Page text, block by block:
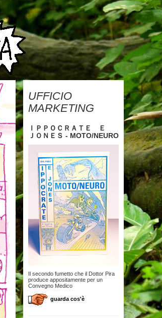
UFFICIO
MARKETING
ＩＰＰＯＣＲＡＴＥ Ｅ
ＪＯＮＥＳ - MOTO/NEURO
Il secondo fumetto che il Dottor Pira
produce appositamente per un
Convegno Medico
guarda cos'è